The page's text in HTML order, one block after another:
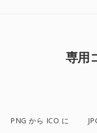
専用
PNG から ICO に